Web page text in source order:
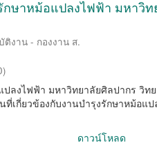
กษาหม้อแปลงไฟฟ้า มหาวิ
ติงาน - กองงาน ส.
)
ลงไฟฟ้า มหาวิทยาลัยศิลปากร วิท
เกี่ยวข้องกับงานบำรุงรักษาหม้อแ
ดาวน์โหลด